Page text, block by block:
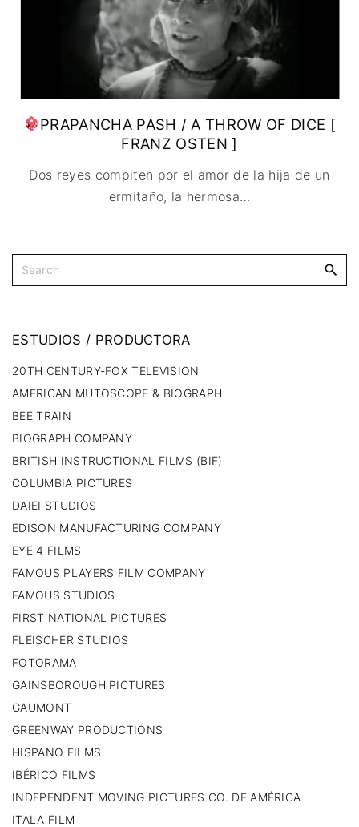
PRAPANCHA PASH / A THROW OF DICE [
FRANZ OSTEN ]
Dos reyes compiten por el amor de la hija de un
ermitaño, la hermosa…
ESTUDIOS / PRODUCTORA
20TH CENTURY-FOX TELEVISION
AMERICAN MUTOSCOPE & BIOGRAPH
BEE TRAIN
BIOGRAPH COMPANY
BRITISH INSTRUCTIONAL FILMS (BIF)
COLUMBIA PICTURES
DAIEI STUDIOS
EDISON MANUFACTURING COMPANY
EYE 4 FILMS
FAMOUS PLAYERS FILM COMPANY
FAMOUS STUDIOS
FIRST NATIONAL PICTURES
FLEISCHER STUDIOS
FOTORAMA
GAINSBOROUGH PICTURES
GAUMONT
GREENWAY PRODUCTIONS
HISPANO FILMS
IBÉRICO FILMS
INDEPENDENT MOVING PICTURES CO. DE AMÉRICA
ITALA FILM